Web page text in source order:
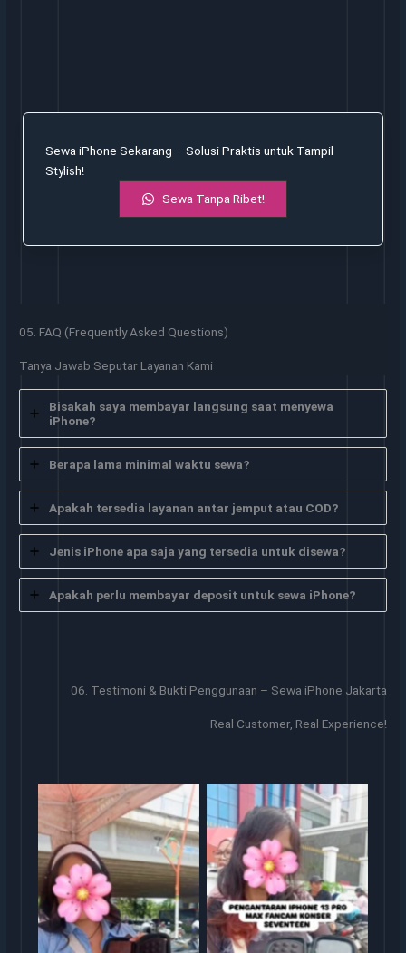
Sewa iPhone Sekarang – Solusi Praktis untuk Tampil
Stylish!
Sewa Tanpa Ribet!
05. FAQ (Frequently Asked Questions)
Tanya Jawab Seputar Layanan Kami
Bisakah saya membayar langsung saat menyewa
iPhone?
Berapa lama minimal waktu sewa?
Apakah tersedia layanan antar jemput atau COD?
Jenis iPhone apa saja yang tersedia untuk disewa?
Apakah perlu membayar deposit untuk sewa iPhone?
06. Testimoni & Bukti Penggunaan – Sewa iPhone Jakarta
Real Customer, Real Experience!
Sewa iphone Sewa iphone jakarta